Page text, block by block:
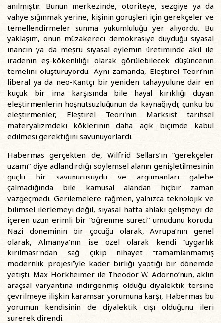
anılmıştır. Bunun merkezinde, otoriteye, sezgiye ya da
vahye sığınmak yerine, kişinin görüşleri için gerekçeler ve
temellendirmeler sunma yükümlülüğü yer alıyordu. Bu
yaklaşım, onun müzakereci demokrasiye duyduğu siyasal
inancın ya da meşru siyasal eylemin üretiminde akıl ile
iradenin eş-kökenliliği olarak görülebilecek düşüncenin
temelini oluşturuyordu. Aynı zamanda, Eleştirel Teori’nin
liberal ya da neo-Kantçı bir yeniden tahayyülüne dair en
küçük bir ima karşısında bile hayal kırıklığı duyan
eleştirmenlerin hoşnutsuzluğunun da kaynağıydı; çünkü bu
eleştirmenler, Eleştirel Teori'nin Marksist tarihsel
materyalizmdeki köklerinin daha açık biçimde kabul
edilmesi gerektiğini savunuyorlardı.
Habermas gerçekten de, Wilfrid Sellars’ın “gerekçeler
uzamı” diye adlandırdığı söylemsel alanın genişletilmesinin
güçlü bir savunucusuydu ve argümanları galebe
çalmadığında bile kamusal alandan hiçbir zaman
vazgeçmedi. Gerilemelere rağmen, yalnızca teknolojik ve
bilimsel ilerlemeyi değil, siyasal hatta ahlaki gelişmeyi de
içeren uzun erimli bir “öğrenme süreci” umudunu korudu.
Nazi döneminin bir çocuğu olarak, Avrupa’nın genel
olarak, Almanya’nın ise özel olarak kendi “uygarlık
kırılması”ndan sağ çıkıp nihayet “tamamlanmamış
modernlik projesi”yle kader birliği yaptığı bir dönemde
yetişti. Max Horkheimer ile Theodor W. Adorno’nun, aklın
araçsal varyantına indirgenmiş olduğu diyalektik tersine
çevrilmeye ilişkin karamsar yorumuna karşı, Habermas bu
yorumun kendisinin de diyalektik dışı olduğunu ileri
sürerek direndi.